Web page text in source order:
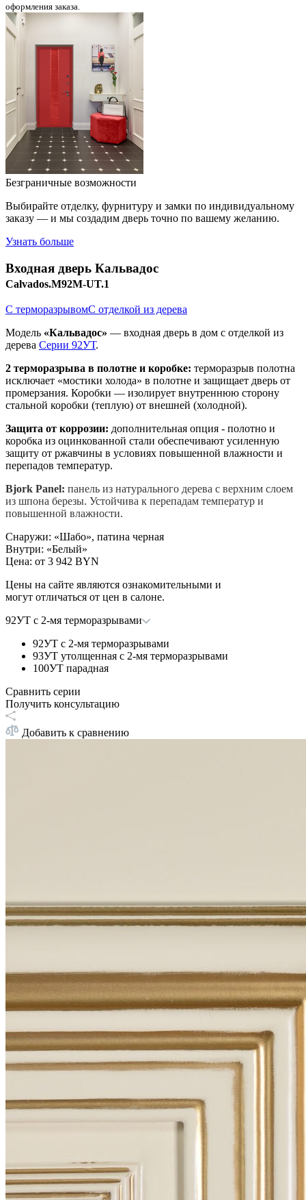
оформления заказа.
Безграничные возможности
Выбирайте отделку, фурнитуру и замки по индивидуальному
заказу — и мы создадим дверь точно по вашему желанию.
Узнать больше
Входная дверь Кальвадос
Calvados.M92M-UT.1
С терморазрывомС отделкой из дерева
Модель «Кальвадос» — входная дверь в дом с отделкой из
дерева Серии 92УТ.
2 терморазрыва в полотне и коробке: терморазрыв полотна
исключает «мостики холода» в полотне и защищает дверь от
промерзания. Коробки — изолирует внутреннюю сторону
стальной коробки (теплую) от внешней (холодной).
Защита от коррозии: дополнительная опция - полотно и
коробка из оцинкованной стали обеспечивают усиленную
защиту от ржавчины в условиях повышенной влажности и
перепадов температур.
Bjork Panel: панель из натурального дерева с верхним слоем
из шпона березы. Устойчива к перепадам температур и
повышенной влажности.
Снаружи: «Шабо», патина черная
Внутри: «Белый»
Цена: от 3 942 BYN
Цены на сайте являются ознакомительными и
могут отличаться от цен в салоне.
92УТ с 2-мя терморазрывами
92УТ с 2-мя терморазрывами
93УТ утолщенная с 2-мя терморазрывами
100УТ парадная
Сравнить серии
Получить консультацию
Добавить к сравнению